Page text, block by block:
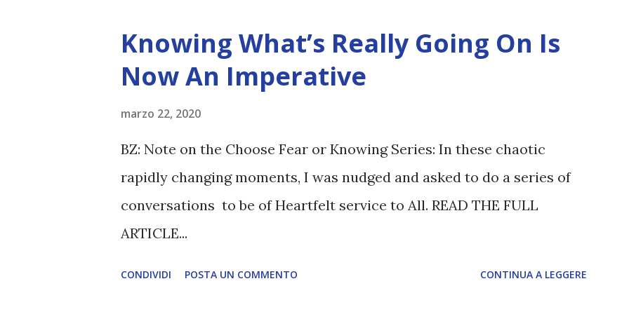
Knowing What’s Really Going On Is
Now An Imperative
marzo 22, 2020
BZ: Note on the Choose Fear or Knowing Series: In these chaotic
rapidly changing moments, I was nudged and asked to do a series of
conversations to be of Heartfelt service to All. READ THE FULL
ARTICLE...
CONDIVIDI POSTA UN COMMENTO CONTINUA A LEGGERE